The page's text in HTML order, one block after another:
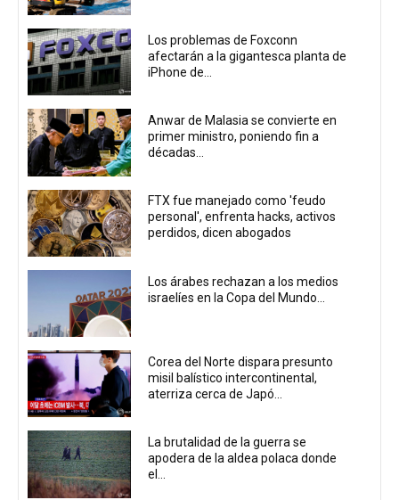
Los problemas de Foxconn
afectarán a la gigantesca planta de
iPhone de...
Anwar de Malasia se convierte en
primer ministro, poniendo fin a
décadas...
FTX fue manejado como 'feudo
personal', enfrenta hacks, activos
perdidos, dicen abogados
Los árabes rechazan a los medios
israelíes en la Copa del Mundo...
Corea del Norte dispara presunto
misil balístico intercontinental,
aterriza cerca de Japó...
La brutalidad de la guerra se
apodera de la aldea polaca donde
el...